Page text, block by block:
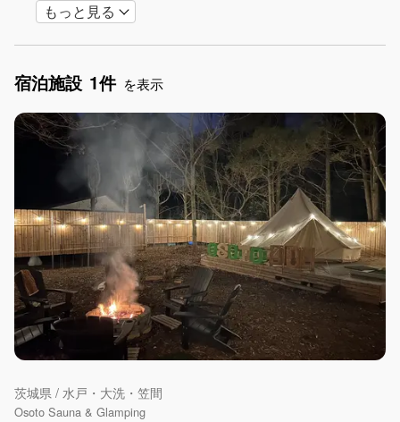
大人限定
グリーンツーリズム
アメニティ
もっと見る
宿泊施設 1件 を表示
茨城県 / 水戸・大洗・笠間
Osoto Sauna & Glamping